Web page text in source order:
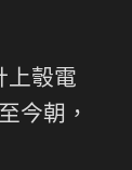
上彀電
今朝，